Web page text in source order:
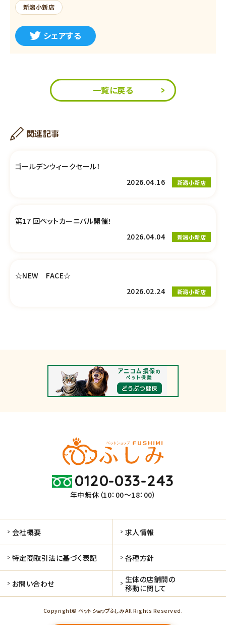
新潟小新店
シェアする
一覧に戻る
関連記事
ゴールデンウィークセール！
2026.04.16
新潟小新店
第17 回ペットカーニバル開催！
2026.04.04
新潟小新店
☆NEW FACE☆
2026.02.24
新潟小新店
0120-033-243
年中無休（10：00～18：00）
会社概要 求人情報
特定商取引法に基づく表記 各種方針
お問い合わせ
生体の店舗間の
移動に関して
Copyright© ペットショップふしみ All Rights Reserved.